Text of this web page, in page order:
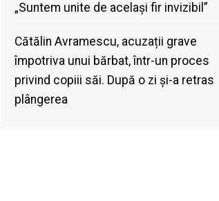
„Suntem unite de același fir invizibil”
Cătălin Avramescu, acuzații grave
împotriva unui bărbat, într-un proces
privind copiii săi. După o zi și-a retras
plângerea